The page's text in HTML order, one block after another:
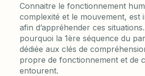
Connaitre le fonctionnement
complexité et le mouvement, est
afin d’appréhender ces situations.
pourquoi la 1ère séquence du
dédiée aux clés de
propre de fonctionnement et de
entourent.